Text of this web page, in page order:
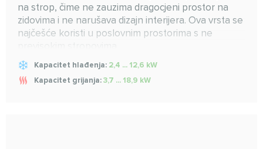
na strop, čime ne zauzima dragocjeni prostor na
zidovima i ne narušava dizajn interijera. Ova vrsta se
najčešće koristi u poslovnim prostorima s ne
Kapacitet hlađenja: 2,4 ... 12,6 kW
Kapacitet grijanja:3,7 ... 18,9 kW